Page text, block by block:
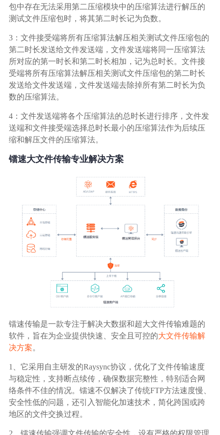
包中存在无法采用第二压缩模块中的压缩算法进行解压的
测试文件压缩包时，将其第二时长记为负数。
3：文件接受端将所有压缩算法解压相关测试文件压缩包的
第二时长发送给文件发送端，文件发送端将同一压缩算法
所对应的第一时长和第二时长相加，记为总时长。文件接
受端将所有压缩算法解压相关测试文件压缩包的第二时长
发送给文件发送端，文件发送端去除掉所有第二时长为负
数的压缩算法。
4：文件发送端将各个压缩算法的总时长进行排序，文件发
送端和文件接受端选择总时长最小的压缩算法作为后续压
缩和解压文件的压缩算法。
镭速大文件传输专业解决方案
镭速传输是一款专注于解决大数据和超大文件传输难题的
软件，旨在为企业提供快速、安全且可控的大文件传输解
决方案。
1、 它采用自主研发的Raysync协议，优化了文件传输速度
与稳定性，支持断点续传，确保数据完整性，特别适合网
络条件不佳的情况。镭速不仅解决了传统FTP方法速度慢、
安全性低的问题，还引入智能化加速技术，简化跨国或跨
地区的文件交换过程。
2、 镭速传输强调文件传输的安全性，设有严格的权限管理